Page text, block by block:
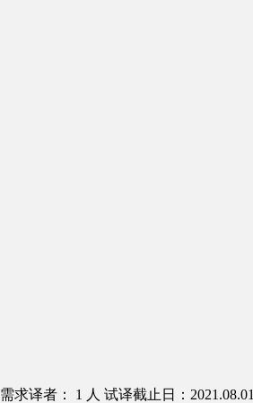
需求译者： 1 人 试译截止日：2021.08.01